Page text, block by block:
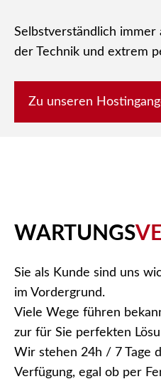
Selbstverständlich immer
der Technik und extrem
Zu unseren
WARTUNGS
Sie als Kunde sind uns
im Vordergrund.
Viele Wege führen
zur für Sie perfekten
Wir stehen 24h / 7 Tage
Verfügung, egal ob per